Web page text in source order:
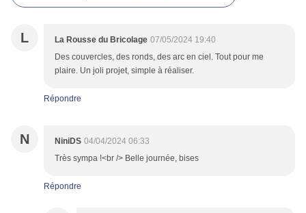
L La Rousse du Bricolage 07/05/2024 19:40
Des couvercles, des ronds, des arc en ciel. Tout pour me
plaire. Un joli projet, simple à réaliser.
Répondre
N NiniDS 04/04/2024 06:33
Très sympa !<br /> Belle journée, bises
Répondre